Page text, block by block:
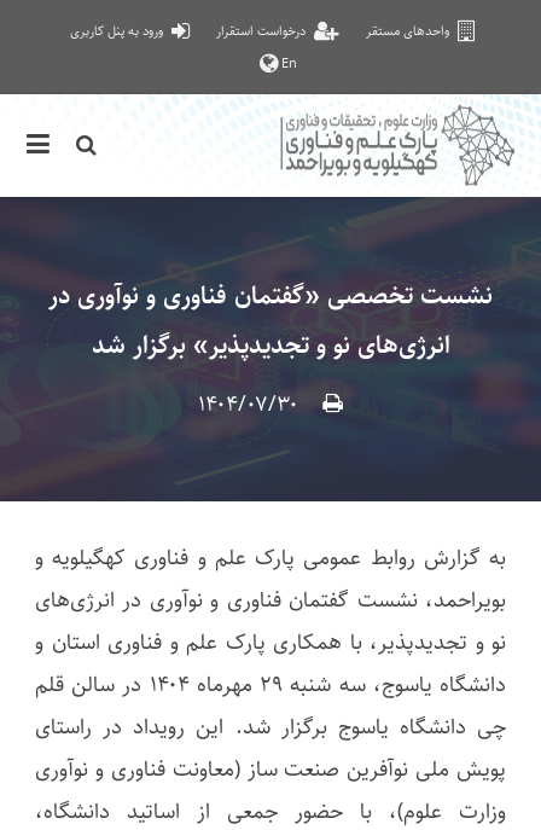
واحدهای مستقر درخواست استقرار
ورود به پنل کاربری
En
نشست تخصصی «گفتمان فناوری و نوآوری در
انرژی‌‎های نو و تجدیدپذیر» برگزار شد
۱۴۰۴/۰۷/۳۰
به گزارش روابط عمومی پارک علم و فناوری کهگیلویه و
بویراحمد، نشست گفتمان فناوری و نوآوری در انرژی‌های
نو و تجدیدپذیر، با همکاری پارک علم و فناوری استان و
دانشگاه یاسوج، سه شنبه ۲۹ مهرماه ۱۴۰۴ در سالن قلم
چی دانشگاه یاسوج برگزار شد. این رویداد در راستای
پویش ملی نوآفرین صنعت ساز (معاونت فناوری و نوآوری
وزارت علوم)، با حضور جمعی از اساتید دانشگاه،